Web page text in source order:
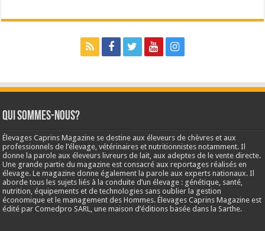
Qui sommes-nous?
Élevages Caprins Magazine se destine aux éleveurs de chèvres et aux
professionnels de l’élevage, vétérinaires et nutritionnistes notamment. Il
donne la parole aux éleveurs livreurs de lait, aux adeptes de le vente directe.
Une grande partie du magazine est consacré aux reportages réalisés en
élevage. Le magazine donne également la parole aux experts nationaux. Il
aborde tous les sujets liés à la conduite d’un élevage : génétique, santé,
nutrition, équipements et de technologies sans oublier la gestion
économique et le management des Hommes. Élevages Caprins Magazine est
édité par Comedpro SARL, une maison d’éditions basée dans la Sarthe.